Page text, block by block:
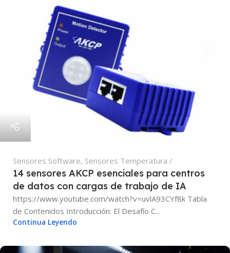
Sensores Software, Sensores Temperatura
14 sensores AKCP esenciales para centros
de datos con cargas de trabajo de IA
https://www.youtube.com/watch?v=uvlA93CYf8k Tabla
de Contenidos Introducción: El Desafío C...
Continua Leyendo